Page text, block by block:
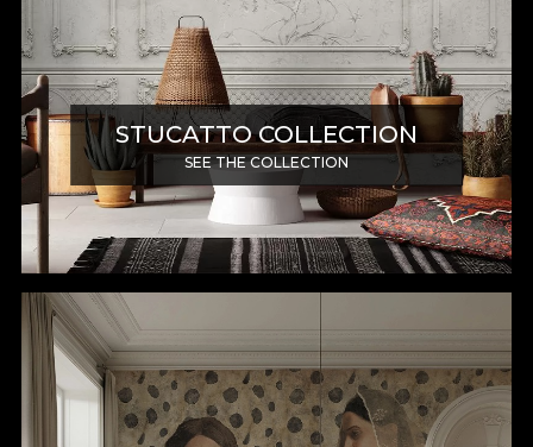
STUCATTO COLLECTION
SEE THE COLLECTION